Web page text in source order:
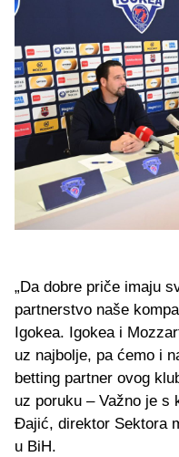
„Da dobre priče imaju
partnerstvo naše
Igokea. Igokea i
uz najbolje, pa ćemo i
betting partner ovog
uz poruku – Važno je s
Đajić, direktor Sektora
u BiH.